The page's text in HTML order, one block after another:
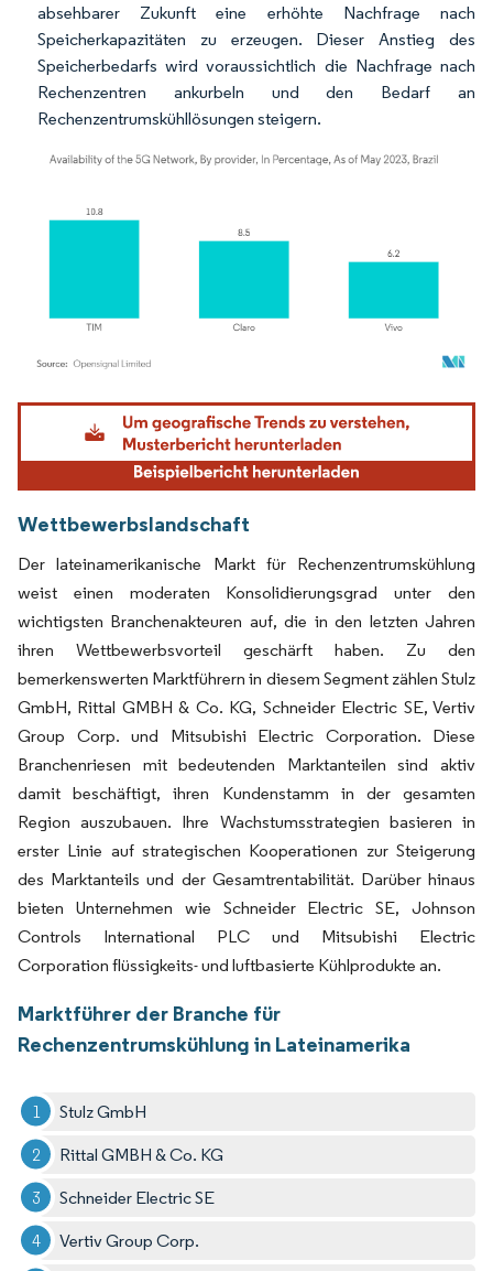
absehbarer Zukunft eine erhöhte Nachfrage nach
Speicherkapazitäten zu erzeugen. Dieser Anstieg des
Speicherbedarfs wird voraussichtlich die Nachfrage nach
Rechenzentren ankurbeln und den Bedarf an
Rechenzentrumskühllösungen steigern.
Bild © Mordor Intelligence. Wiederverwendung erfordert Namensnennung gemäß
Wettbewerbslandschaft
Der lateinamerikanische Markt für Rechenzentrumskühlung
weist einen moderaten Konsolidierungsgrad unter den
wichtigsten Branchenakteuren auf, die in den letzten Jahren
ihren Wettbewerbsvorteil geschärft haben. Zu den
bemerkenswerten Marktführern in diesem Segment zählen Stulz
GmbH, Rittal GMBH & Co. KG, Schneider Electric SE, Vertiv
Group Corp. und Mitsubishi Electric Corporation. Diese
Branchenriesen mit bedeutenden Marktanteilen sind aktiv
damit beschäftigt, ihren Kundenstamm in der gesamten
Region auszubauen. Ihre Wachstumsstrategien basieren in
erster Linie auf strategischen Kooperationen zur Steigerung
des Marktanteils und der Gesamtrentabilität. Darüber hinaus
bieten Unternehmen wie Schneider Electric SE, Johnson
Controls International PLC und Mitsubishi Electric
Corporation flüssigkeits- und luftbasierte Kühlprodukte an.
Marktführer der Branche für
Rechenzentrumskühlung in Lateinamerika
Stulz GmbH
Rittal GMBH & Co. KG
Schneider Electric SE
Vertiv Group Corp.